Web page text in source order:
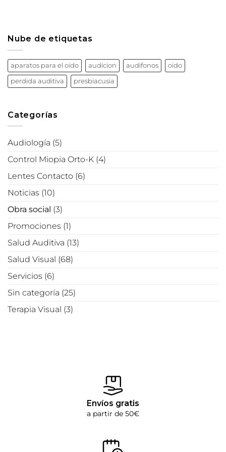
Nube de etiquetas
aparatos para el oido audicion audifonos oido
perdida auditiva presbiacusia
Categorías
Audiología (5)
Control Miopia Orto-K (4)
Lentes Contacto (6)
Noticias (10)
Obra social (3)
Promociones (1)
Salud Auditiva (13)
Salud Visual (68)
Servicios (6)
Sin categoría (25)
Terapia Visual (3)
Envíos gratis
a partir de 50€